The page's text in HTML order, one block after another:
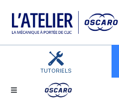
TUTORIELS